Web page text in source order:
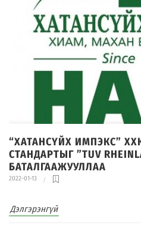
“ХАТАНСҮЙХ ИМПЭКС”
СТАНДАРТЫГ ”TUV
БАТАЛГААЖУУЛЛАА
2022-01-13
Дэлгэрэнгүй